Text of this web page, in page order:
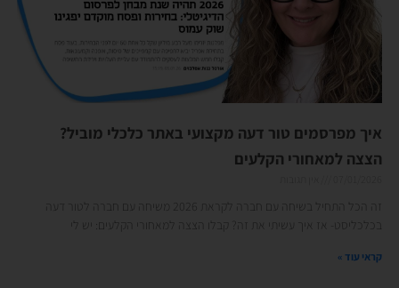
איך מפרסמים טור דעה מקצועי באתר כלכלי מוביל?
הצצה למאחורי הקלעים
זה הכל התחיל בשיחה עם חברה לקראת 2026 משיחה עם חברה לטור דעה
בכלכליסט- אז איך עשיתי את זה? קבלו הצצה למאחורי הקלעים: יש לי
קראי עוד »